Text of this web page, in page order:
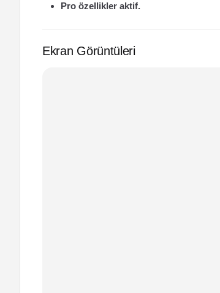
Pro özellikler aktif.
Ekran Görüntüleri